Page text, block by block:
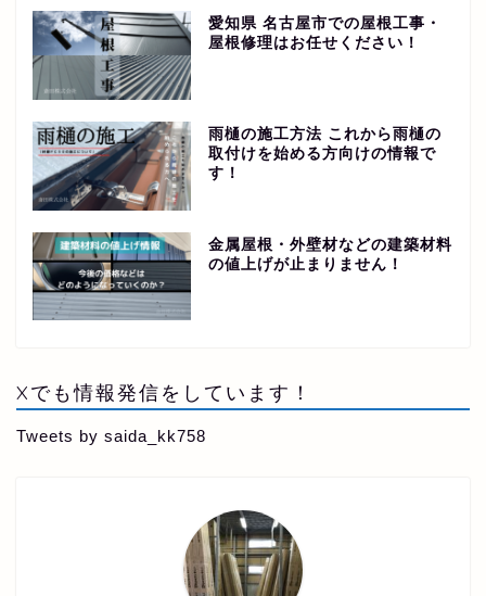
愛知県 名古屋市での屋根工事・
屋根修理はお任せください！
雨樋の施工方法 これから雨樋の
取付けを始める方向けの情報で
す！
金属屋根・外壁材などの建築材料
の値上げが止まりません！
Xでも情報発信をしています！
Tweets by saida_kk758